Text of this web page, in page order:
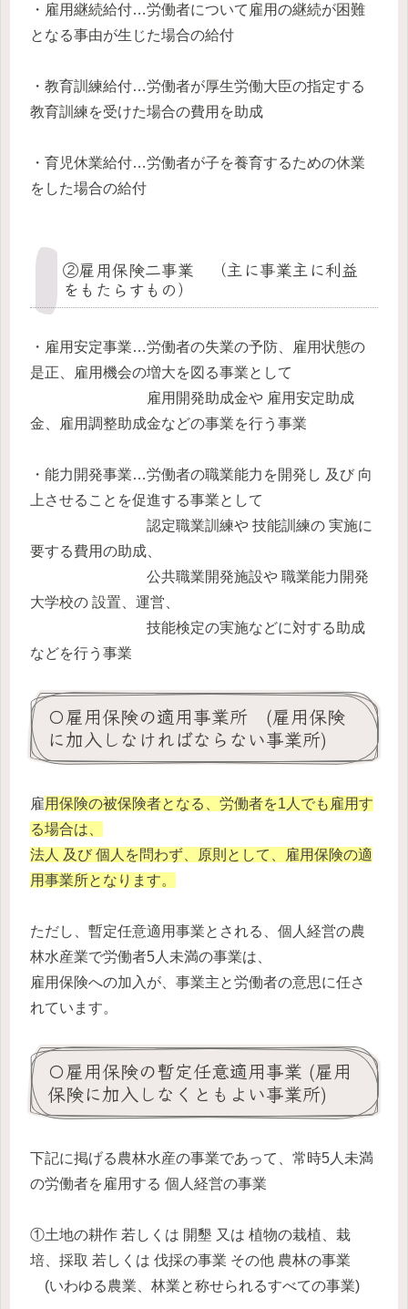
・雇用継続給付…労働者について雇用の継続が困難
となる事由が生じた場合の給付
・教育訓練給付…労働者が厚生労働大臣の指定する
教育訓練を受けた場合の費用を助成
・育児休業給付…労働者が子を養育するための休業
をした場合の給付
②雇用保険二事業 （主に事業主に利益
をもたらすもの）
・雇用安定事業…労働者の失業の予防、雇用状態の
是正、雇用機会の増大を図る事業として
雇用開発助成金や 雇用安定助成
金、雇用調整助成金などの事業を行う事業
・能力開発事業…労働者の職業能力を開発し 及び 向
上させることを促進する事業として
認定職業訓練や 技能訓練の 実施に
要する費用の助成、
公共職業開発施設や 職業能力開発
大学校の 設置、運営、
技能検定の実施などに対する助成
などを行う事業
〇雇用保険の適用事業所 (雇用保険
に加入しなければならない事業所)
雇用保険の被保険者となる、労働者を1人でも雇用す
る場合は、
法人 及び 個人を問わず、原則として、雇用保険の適
用事業所となります。
ただし、暫定任意適用事業とされる、個人経営の農
林水産業で労働者5人未満の事業は、
雇用保険への加入が、事業主と労働者の意思に任さ
れています。
〇雇用保険の暫定任意適用事業 (雇用
保険に加入しなくともよい事業所)
下記に掲げる農林水産の事業であって、常時5人未満
の労働者を雇用する 個人経営の事業
①土地の耕作 若しくは 開墾 又は 植物の栽植、栽
培、採取 若しくは 伐採の事業 その他 農林の事業
(いわゆる農業、林業と称せられるすべての事業)